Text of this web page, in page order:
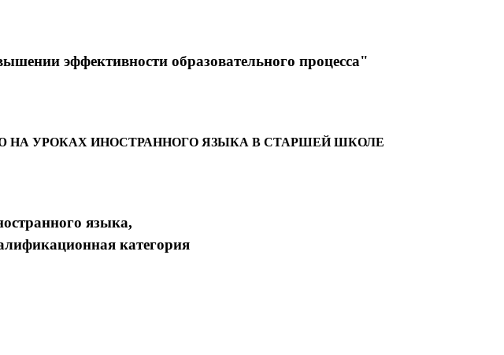
эффективности образовательного процесса"
НА УРОКАХ ИНОСТРАННОГО ЯЗЫКА В СТАРШЕЙ ШКОЛЕ
языка,
категория